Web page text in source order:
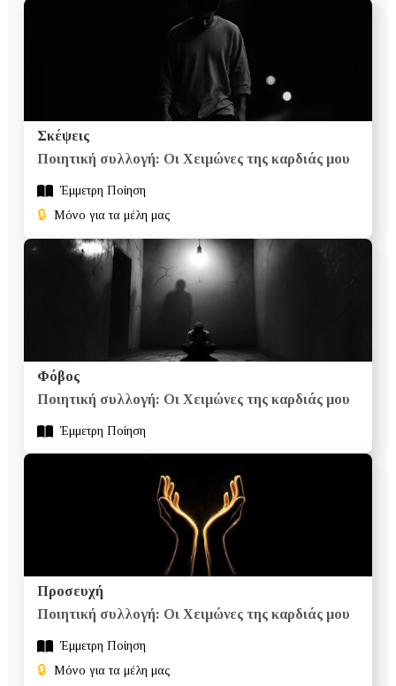
Σκέψεις
Ποιητική συλλογή: Οι Χειμώνες της καρδιάς μου
Έμμετρη Ποίηση
🔒 Μόνο για τα μέλη μας
Φόβος
Ποιητική συλλογή: Οι Χειμώνες της καρδιάς μου
Έμμετρη Ποίηση
Προσευχή
Ποιητική συλλογή: Οι Χειμώνες της καρδιάς μου
Έμμετρη Ποίηση
🔒 Μόνο για τα μέλη μας